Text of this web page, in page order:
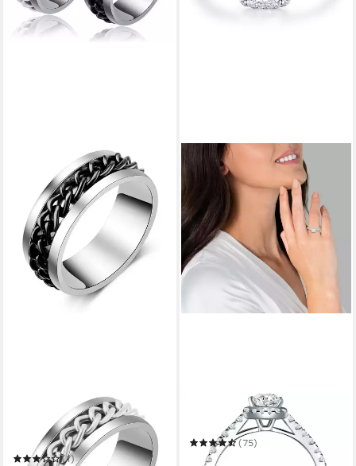
EYECATCHER
Fingerring Anti Stress Ring
mit drehbarer Kette schwarz
oder silber Anxiety Ring
(1)
Silberring silber
(75)
ab 51,95 €